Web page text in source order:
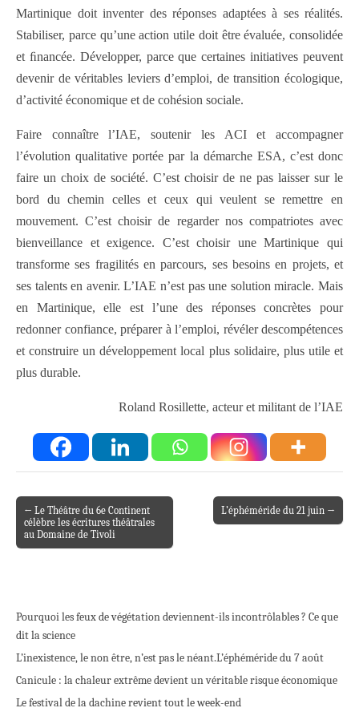
Martinique doit inventer des réponses adaptées à ses réalités.
Stabiliser, parce qu’une action utile doit être évaluée, consolidée
et ﬁnancée. Développer, parce que certaines initiatives peuvent
devenir de véritables leviers d’emploi, de transition écologique,
d’activité économique et de cohésion sociale.
Faire connaître l’IAE, soutenir les ACI et accompagner
l’évolution qualitative portée par la démarche ESA, c’est donc
faire un choix de société. C’est choisir de ne pas laisser sur le
bord du chemin celles et ceux qui veulent se remettre en
mouvement. C’est choisir de regarder nos compatriotes avec
bienveillance et exigence. C’est choisir une Martinique qui
transforme ses fragilités en parcours, ses besoins en projets, et
ses talents en avenir. L’IAE n’est pas une solution miracle. Mais
en Martinique, elle est l’une des réponses concrètes pour
redonner confiance, préparer à l’emploi, révéler descompétences
et construire un développement local plus solidaire, plus utile et
plus durable.
Roland Rosillette, acteur et militant de l’IAE
Post navigation
← Le Théâtre du 6e Continent
célèbre les écritures théâtrales
au Domaine de Tivoli
L’éphéméride du 21 juin →
Pourquoi les feux de végétation deviennent-ils incontrôlables ? Ce que
dit la science
L’inexistence, le non être, n’est pas le néant.L’éphéméride du 7 août
Canicule : la chaleur extrême devient un véritable risque économique
Le festival de la dachine revient tout le week-end